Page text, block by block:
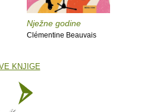
Nježne godine
Clémentine Beauvais
KNJIGE